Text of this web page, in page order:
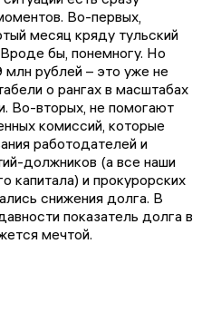
Во-первых,
месяц кряду тульский
бы, понемногу. Но
млн рублей – это уже не
о рангах в масштабах
Во-вторых, не помогают
комиссий, которые
работодателей и
должников (а все наши
капитала) и прокурорских
снижения долга. В
показатель долга в
мечтой.